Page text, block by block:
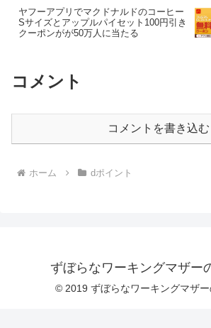
ヤフーアプリでマクドナルドのコーヒー
Sサイズとアップルパイセット100円引き
クーポンがが50万人に当たる
コメント
コメントを書き込む
ホーム dポイント
ずぼらなワーキングマザー
© 2019 ずぼらなワーキングマザー